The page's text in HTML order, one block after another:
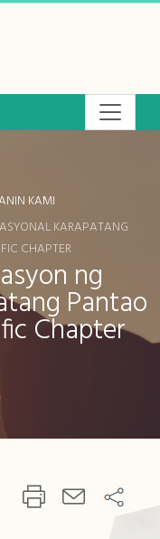
ng
Pantao
Chapter
KAMI
KARAPATANG
CHAPTER